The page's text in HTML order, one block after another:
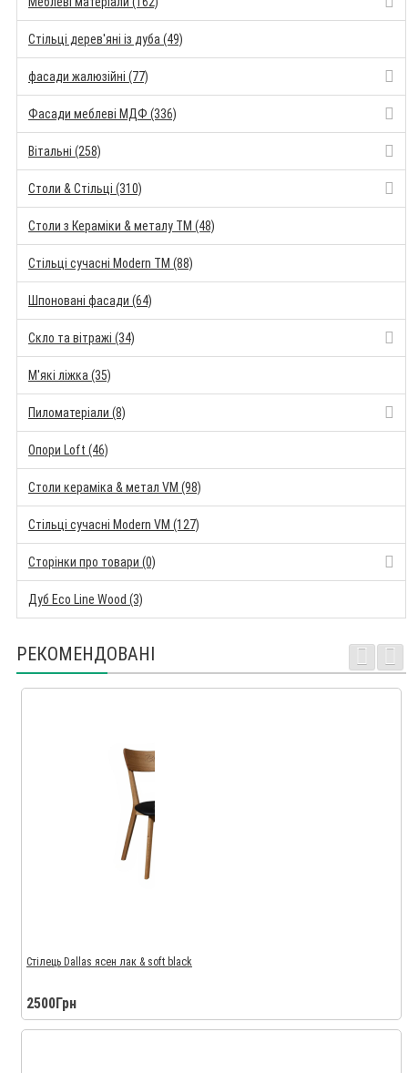
Стільці дерев'яні із дуба (49)
фасади жалюзійні (77)
Фасади меблеві МДФ (336)
Вітальні (258)
Столи & Стільці (310)
Столи з Кераміки & металу TM (48)
Стільці сучасні Modern TM (88)
Шпоновані фасади (64)
Скло та вітражі (34)
М'які ліжка (35)
Пиломатеріали (8)
Опори Loft (46)
Столи кераміка & метал VM (98)
Стільці сучасні Modern VM (127)
Сторінки про товари (0)
Дуб Eco Line Wood (3)
РЕКОМЕНДОВАНІ
Стілець Dallas ясен лак & soft black
2500Грн